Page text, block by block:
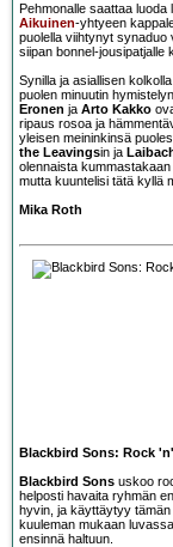
Pehmonalle saattaa
Aikuinen-yhtyeen
puolella viihtynyt
siipan bonnel-jousipatjalle
Synilla ja asiallisen
puolen minuutin
Eronen ja Arto Kakko
ripaus rosoa ja
yleisen meininkinsä
the Leavingsin ja
olennaista
mutta kuuntelisi tätä kyllä
Mika Roth
Blackbird Sons: Rock
Blackbird Sons uskoo
helposti havaita ryhmän
hyvin, ja käyttäytyy
kuuleman mukaan
ensinnä haltuun.